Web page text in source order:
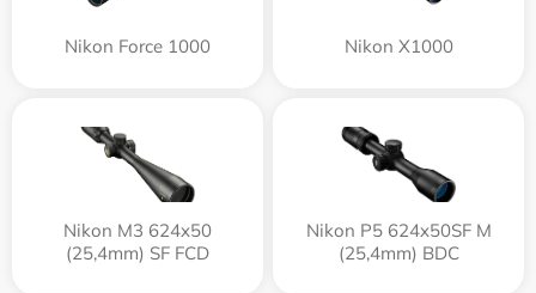
Nikon Force 1000 Nikon X1000
Nikon M3 624x50
(25,4mm) SF FCD
Nikon P5 624x50SF M
(25,4mm) BDC